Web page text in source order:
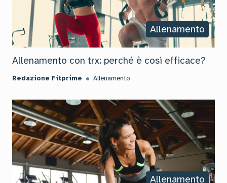
Allenamento
Allenamento con trx: perché è così efficace?
Redazione Fitprime Allenamento
Allenamento